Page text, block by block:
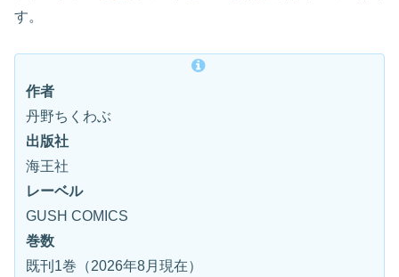
す。
作者
丹野ちくわぶ
出版社
海王社
レーベル
GUSH COMICS
巻数
既刊1巻（2026年8月現在）